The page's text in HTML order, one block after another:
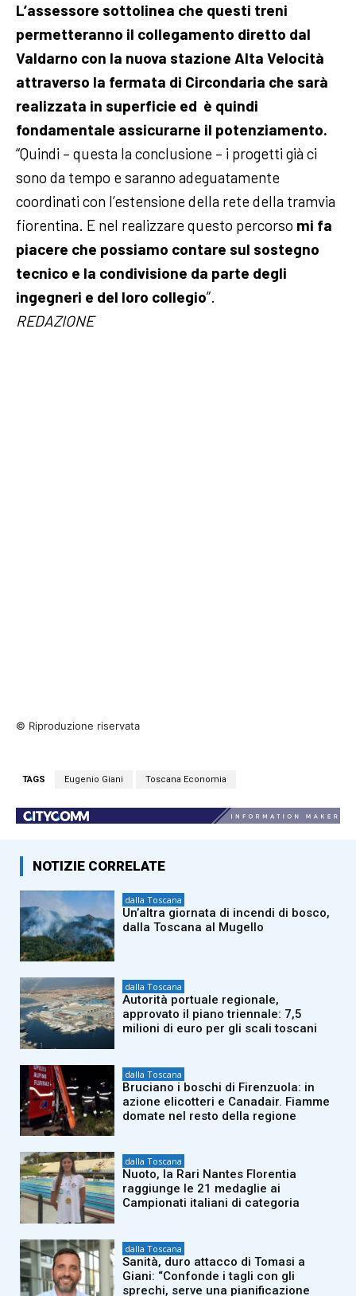
L’assessore sottolinea che questi treni
permetteranno il collegamento diretto dal
Valdarno con la nuova stazione Alta Velocità
attraverso la fermata di Circondaria che sarà
realizzata in superficie ed è quindi
fondamentale assicurarne il potenziamento.
“Quindi – questa la conclusione – i progetti già ci
sono da tempo e saranno adeguatamente
coordinati con l’estensione della rete della tramvia
fiorentina. E nel realizzare questo percorso mi fa
piacere che possiamo contare sul sostegno
tecnico e la condivisione da parte degli
ingegneri e del loro collegio”.
REDAZIONE
© Riproduzione riservata
TAGS Eugenio Giani Toscana Economia
NOTIZIE CORRELATE
dalla Toscana
Un’altra giornata di incendi di bosco,
dalla Toscana al Mugello
dalla Toscana
Autorità portuale regionale,
approvato il piano triennale: 7,5
milioni di euro per gli scali toscani
dalla Toscana
Bruciano i boschi di Firenzuola: in
azione elicotteri e Canadair. Fiamme
domate nel resto della regione
dalla Toscana
Nuoto, la Rari Nantes Florentia
raggiunge le 21 medaglie ai
Campionati italiani di categoria
dalla Toscana
Sanità, duro attacco di Tomasi a
Giani: “Confonde i tagli con gli
sprechi, serve una pianificazione